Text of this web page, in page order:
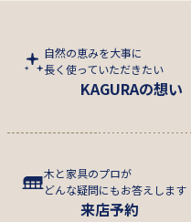
自然の恵みを大事に
長く使っていただきたい
KAGURAの想い
木と家具のプロが
どんな疑問にもお答えします
来店予約